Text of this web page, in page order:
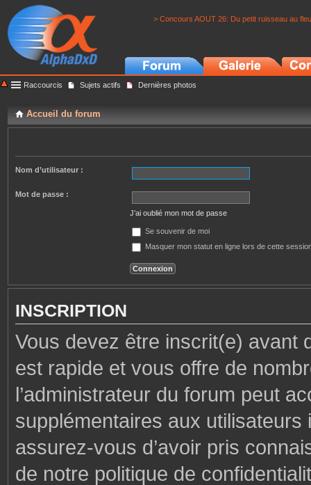
> Concours AOUT 26: Du petit ruisseau au
Raccourcis Sujets actifs Dernières photos
Accueil du forum
Nom d’utilisateur :
Mot de passe :
J’ai oublié mon mot de passe
Se souvenir de moi
Masquer mon statut en ligne lors de cette
INSCRIPTION
Vous devez être inscrit(e) avant
est rapide et vous offre de
l’administrateur du forum peut
supplémentaires aux
assurez-vous d’avoir pris
de notre politique de